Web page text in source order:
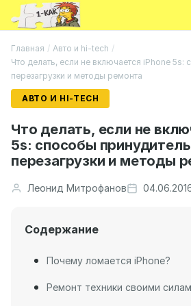
Главная / Авто и hi-tech /
Что делать, если не включается iPhone 5s:
перезагрузки и методы ремонта
АВТО И HI-TECH
Что делать, если не
5s: способы
перезагрузки и методы
Леонид Митрофанов
Содержание
Почему ломается iPhone?
Ремонт техники своими